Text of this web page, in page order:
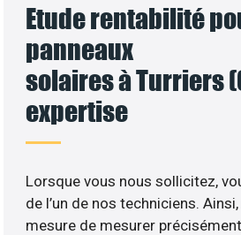
Etude rentabilité
panneaux
solaires à Turriers
expertise
Lorsque vous nous sollicitez,
de l’un de nos techniciens.
mesure de mesurer